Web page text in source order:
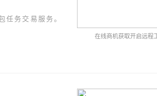
任务交易服务。
在线商机获取开启远程